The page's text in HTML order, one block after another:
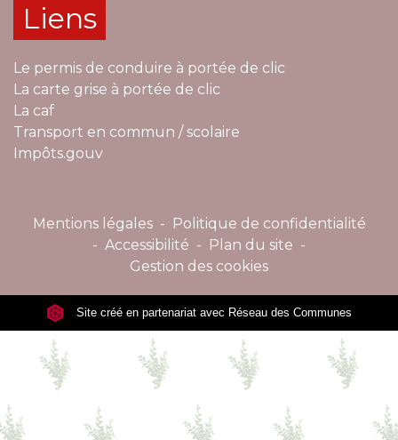
Liens
Le permis de conduire à portée de clic
La carte grise à portée de clic
La caf
Transport en commun / scolaire
Impôts.gouv
Mentions légales - Politique de confidentialité
- Accessibilité - Plan du site -
Gestion des cookies
Site créé en partenariat avec Réseau des Communes